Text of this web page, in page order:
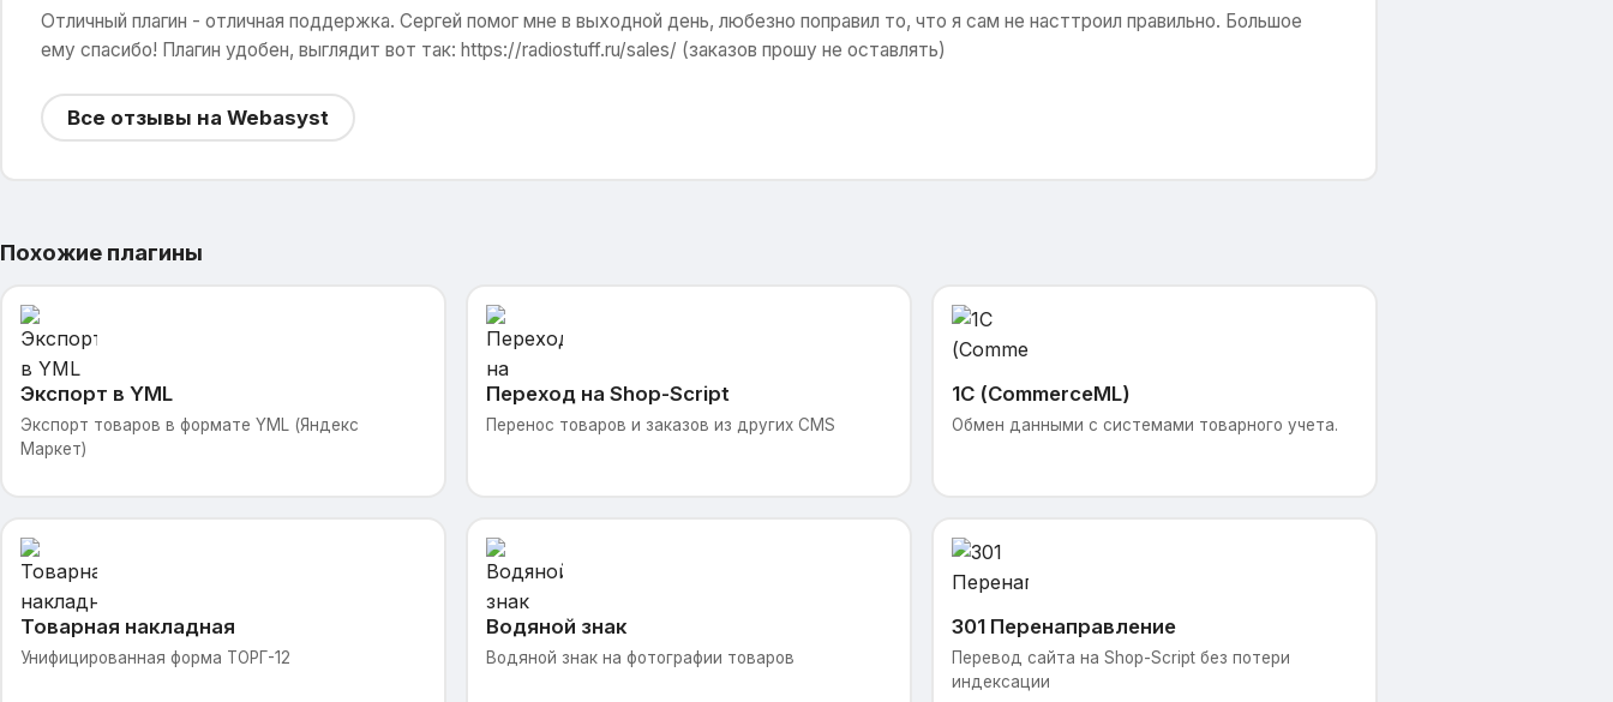
Отличный плагин - отличная поддержка. Сергей помог мне в выходной день, любезно поправил то, что я сам не насттроил правильно. Большое
ему спасибо! Плагин удобен, выглядит вот так: https://radiostuff.ru/sales/ (заказов прошу не оставлять)
Все отзывы на Webasyst
Похожие плагины
Экспорт в YML
Экспорт товаров в формате YML (Яндекс
Маркет)
Переход на Shop-Script
Перенос товаров и заказов из других CMS
1С (CommerceML)
Обмен данными с системами товарного учета.
Товарная накладная
Унифицированная форма ТОРГ-12
Водяной знак
Водяной знак на фотографии товаров
301 Перенаправление
Перевод сайта на Shop-Script без потери
индексации